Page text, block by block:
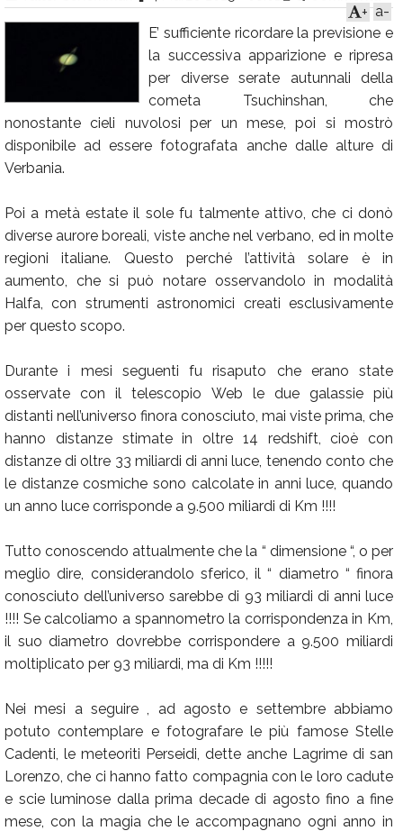
Calendario
a-
+
E’ sufficiente ricordare la previsione e
la successiva apparizione e ripresa
per diverse serate autunnali della
cometa Tsuchinshan, che
nonostante cieli nuvolosi per un mese, poi si mostrò
disponibile ad essere fotografata anche dalle alture di
Verbania.
Poi a metà estate il sole fu talmente attivo, che ci donò
diverse aurore boreali, viste anche nel verbano, ed in molte
regioni italiane. Questo perché l’attività solare è in
aumento, che si può notare osservandolo in modalità
Halfa, con strumenti astronomici creati esclusivamente
per questo scopo.
Durante i mesi seguenti fu risaputo che erano state
osservate con il telescopio Web le due galassie più
distanti nell’universo finora conosciuto, mai viste prima, che
hanno distanze stimate in oltre 14 redshift, cioè con
distanze di oltre 33 miliardi di anni luce, tenendo conto che
le distanze cosmiche sono calcolate in anni luce, quando
un anno luce corrisponde a 9.500 miliardi di Km !!!!
Tutto conoscendo attualmente che la “ dimensione “, o per
meglio dire, considerandolo sferico, il “ diametro “ finora
conosciuto dell’universo sarebbe di 93 miliardi di anni luce
!!!! Se calcoliamo a spannometro la corrispondenza in Km,
il suo diametro dovrebbe corrispondere a 9.500 miliardi
moltiplicato per 93 miliardi, ma di Km !!!!!
Nei mesi a seguire , ad agosto e settembre abbiamo
potuto contemplare e fotografare le più famose Stelle
Cadenti, le meteoriti Perseidi, dette anche Lagrime di san
Lorenzo, che ci hanno fatto compagnia con le loro cadute
e scie luminose dalla prima decade di agosto fino a fine
mese, con la magia che le accompagnano ogni anno in